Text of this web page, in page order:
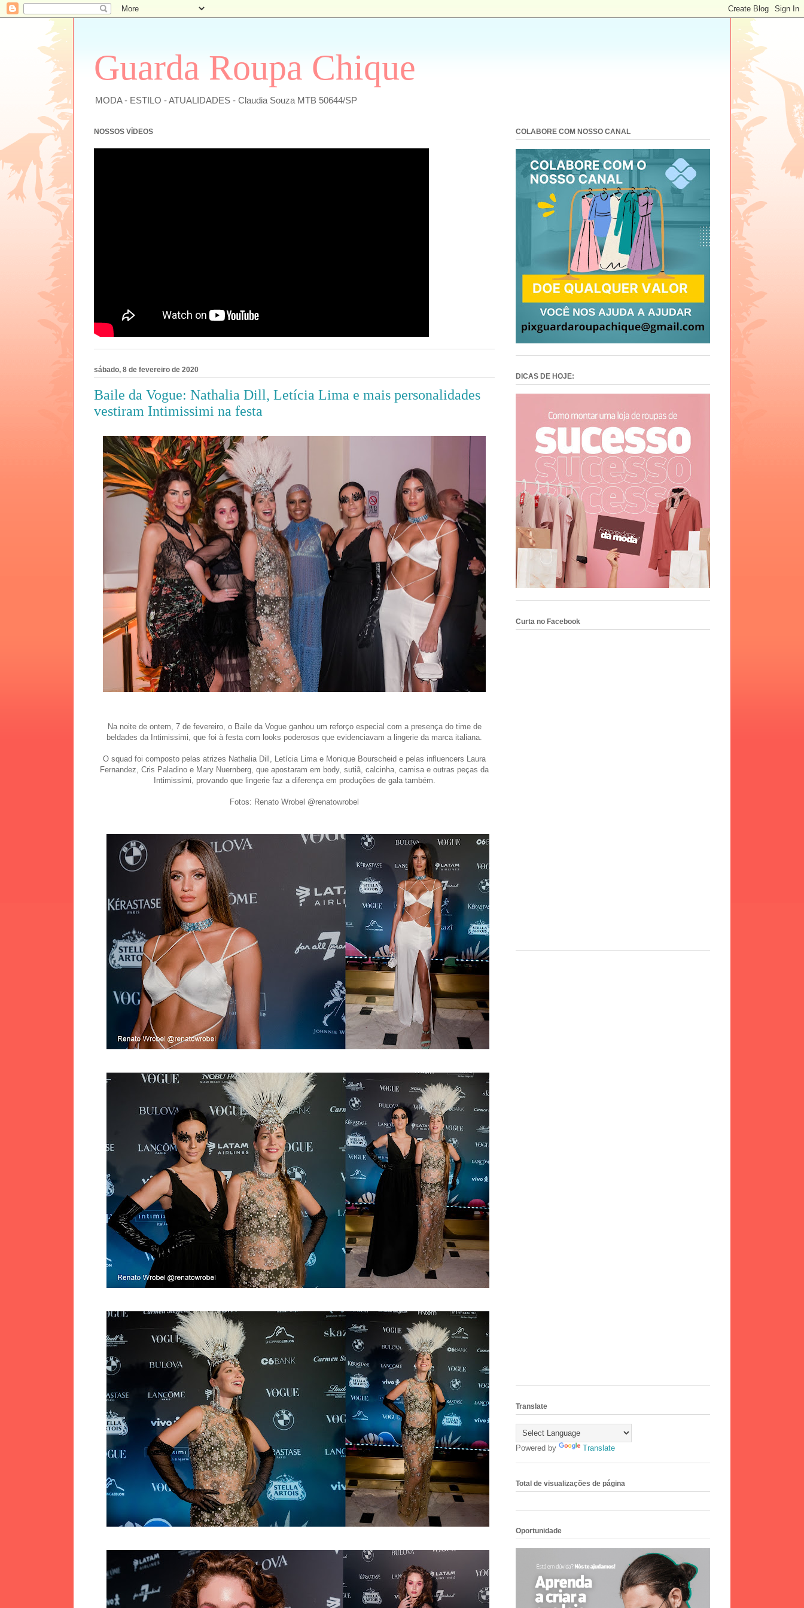
Guarda Roupa Chique
MODA - ESTILO - ATUALIDADES - Claudia Souza MTB 50644/SP
NOSSOS VÍDEOS
sábado, 8 de fevereiro de 2020
Baile da Vogue: Nathalia Dill, Letícia Lima e mais personalidades
vestiram Intimissimi na festa
Na noite de ontem, 7 de fevereiro, o Baile da Vogue ganhou um reforço especial com a presença do time de
beldades da Intimissimi, que foi à festa com looks poderosos que evidenciavam a lingerie da marca italiana.
O squad foi composto pelas atrizes Nathalia Dill, Letícia Lima e Monique Bourscheid e pelas influencers Laura
Fernandez, Cris Paladino e Mary Nuernberg, que apostaram em body, sutiã, calcinha, camisa e outras peças da
Intimissimi, provando que lingerie faz a diferença em produções de gala também.
Fotos: Renato Wrobel @renatowrobel
COLABORE COM NOSSO CANAL
DICAS DE HOJE:
Curta no Facebook
Translate
Powered by Translate
Total de visualizações de página
Oportunidade